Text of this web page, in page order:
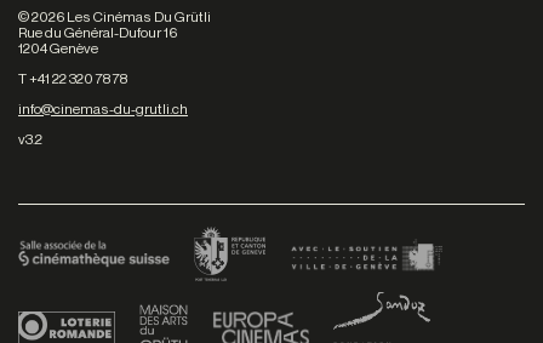
©2026 Les Cinémas Du Grütli
Rue du Général-Dufour 16
1204 Genève
T +41 22 320 78 78
info@cinemas-du-grutli.ch
v3.2